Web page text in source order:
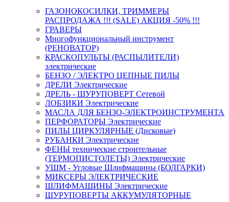
ГАЗОНОКОСИЛКИ, ТРИММЕРЫ
РАСПРОДАЖА !!! (SALE) АКЦИЯ -50% !!!
ГРАВЕРЫ
Многофункциональный инструмент
(РЕНОВАТОР)
КРАСКОПУЛЬТЫ (РАСПЫЛИТЕЛИ)
электрические
БЕНЗО / ЭЛЕКТРО ЦЕПНЫЕ ПИЛЫ
ДРЕЛИ Электрические
ДРЕЛЬ - ШУРУПОВЕРТ Сетевой
ЛОБЗИКИ Электрические
МАСЛА ДЛЯ БЕНЗО-ЭЛЕКТРОИНСТРУМЕНТА
ПЕРФОРАТОРЫ Электрические
ПИЛЫ ЦИРКУЛЯРНЫЕ (Дисковые)
РУБАНКИ Электрические
ФЕНЫ технические строительные
(ТЕРМОПИСТОЛЕТЫ) Электрические
УШМ - Угловые Шлифмашины (БОЛГАРКИ)
МИКСЕРЫ ЭЛЕКТРИЧЕСКИЕ
ШЛИФМАШИНЫ Электрические
ШУРУПОВЕРТЫ АККУМУЛЯТОРНЫЕ